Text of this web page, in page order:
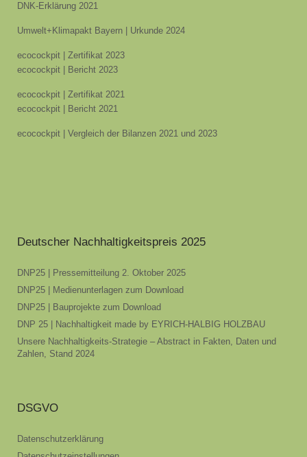
DNK-Erklärung 2021
Umwelt+Klimapakt Bayern | Urkunde 2024
ecocockpit | Zertifikat 2023
ecocockpit | Bericht 2023
ecocockpit | Zertifikat 2021
ecocockpit | Bericht 2021
ecocockpit | Vergleich der Bilanzen 2021 und 2023
Deutscher Nachhaltigkeitspreis 2025
DNP25 | Pressemitteilung 2. Oktober 2025
DNP25 | Medienunterlagen zum Download
DNP25 | Bauprojekte zum Download
DNP 25 | Nachhaltigkeit made by EYRICH-HALBIG HOLZBAU
Unsere Nachhaltigkeits-Strategie – Abstract in Fakten, Daten und
Zahlen, Stand 2024
DSGVO
Datenschutzerklärung